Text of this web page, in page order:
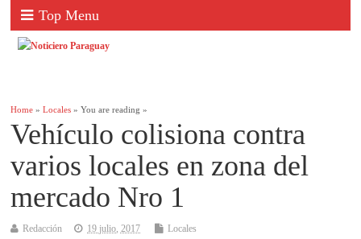
Top Menu
Home »Locales » You are reading »
Vehículo colisiona contra
varios locales en zona del
mercado Nro 1
Redacción 19 julio, 2017 Locales